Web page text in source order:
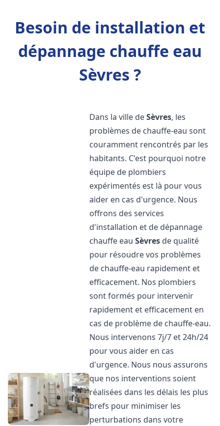
Besoin de installation et
dépannage chauffe eau
Sèvres ?
Dans la ville deSèvres, les
problèmes de chauffe-eau sont
couramment rencontrés par les
habitants. C'est pourquoi notre
équipe de plombiers
expérimentés est là pour vous
aider en cas d'urgence. Nous
offrons des services
d'installation et de dépannage
chauffe eauSèvres de qualité
pour résoudre vos problèmes
de chauffe-eau rapidement et
efficacement. Nos plombiers
sont formés pour intervenir
rapidement et efficacement en
cas de problème de chauffe-eau.
Nous intervenons 7j/7 et 24h/24
pour vous aider en cas
d'urgence. Nous nous assurons
que nos interventions soient
réalisées dans les délais les plus
brefs pour minimiser les
perturbations dans votre